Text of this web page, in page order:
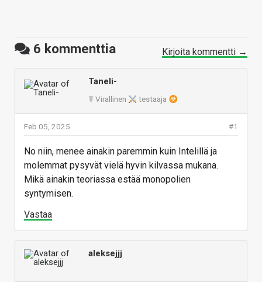
6 kommenttia Kirjoita kommentti →
Taneli-
☤ Virallinen testaaja
#1
Feb 05, 2025
No niin, menee ainakin paremmin kuin Intelillä ja
molemmat pysyvät vielä hyvin kilvassa mukana.
Mikä ainakin teoriassa estää monopolien
syntymisen.
Vastaa
aleksejjj